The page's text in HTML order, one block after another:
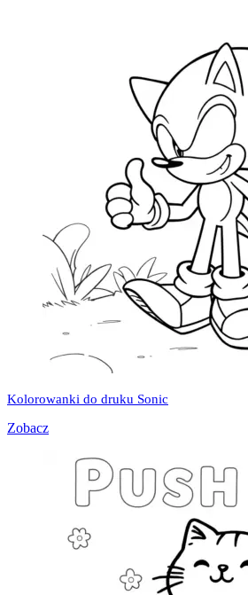
Kolorowanki do druku Sonic
Zobacz